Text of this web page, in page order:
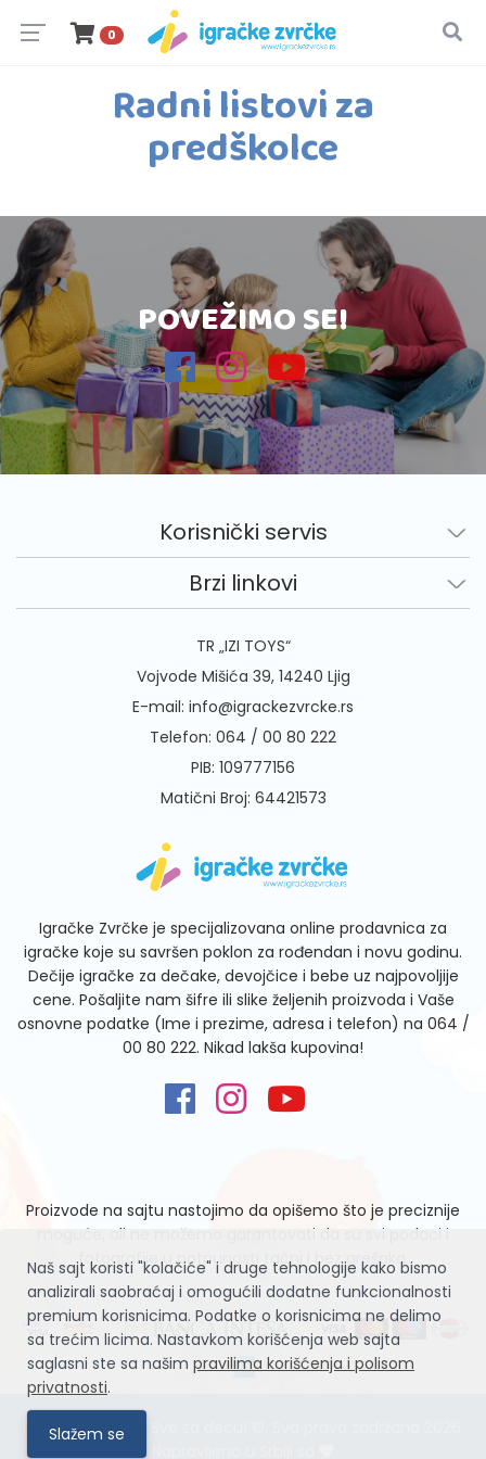
Naš sajt koristi "kolačiće" i druge tehnologije kako bismo
analizirali saobraćaj i omogućili dodatne funkcionalnosti
premium korisnicima. Podatke o korisnicima ne delimo
sa trećim licima. Nastavkom korišćenja web sajta
saglasni ste sa našim pravilima korišćenja i polisom
privatnosti.
Slažem se
0
Radni listovi za
predškolce
POVEŽIMO SE!
Korisnički servis
Brzi linkovi
TR „IZI TOYS“
Vojvode Mišića 39, 14240 Ljig
E-mail: info@igrackezvrcke.rs
Telefon: 064 / 00 80 222
PIB: 109777156
Matični Broj: 64421573
Igračke Zvrčke je specijalizovana online prodavnica za
igračke koje su savršen poklon za rođendan i novu godinu.
Dečije igračke za dečake, devojčice i bebe uz najpovoljije
cene. Pošaljite nam šifre ili slike željenih proizvoda i Vaše
osnovne podatke (Ime i prezime, adresa i telefon) na 064 /
00 80 222. Nikad lakša kupovina!
Proizvode na sajtu nastojimo da opišemo što je preciznije
moguće, ali ne možemo garantovati da su svi podaci i
fotografije u potpunosti tačni i bez grešaka.
Igračke Zvrčke – Sve za decu! ©. Sva prava zadržana 2026.